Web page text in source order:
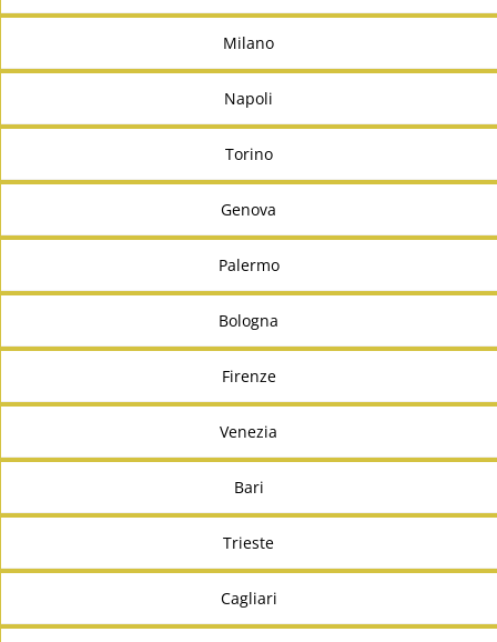
Milano
Napoli
Torino
Genova
Palermo
Bologna
Firenze
Venezia
Bari
Trieste
Cagliari